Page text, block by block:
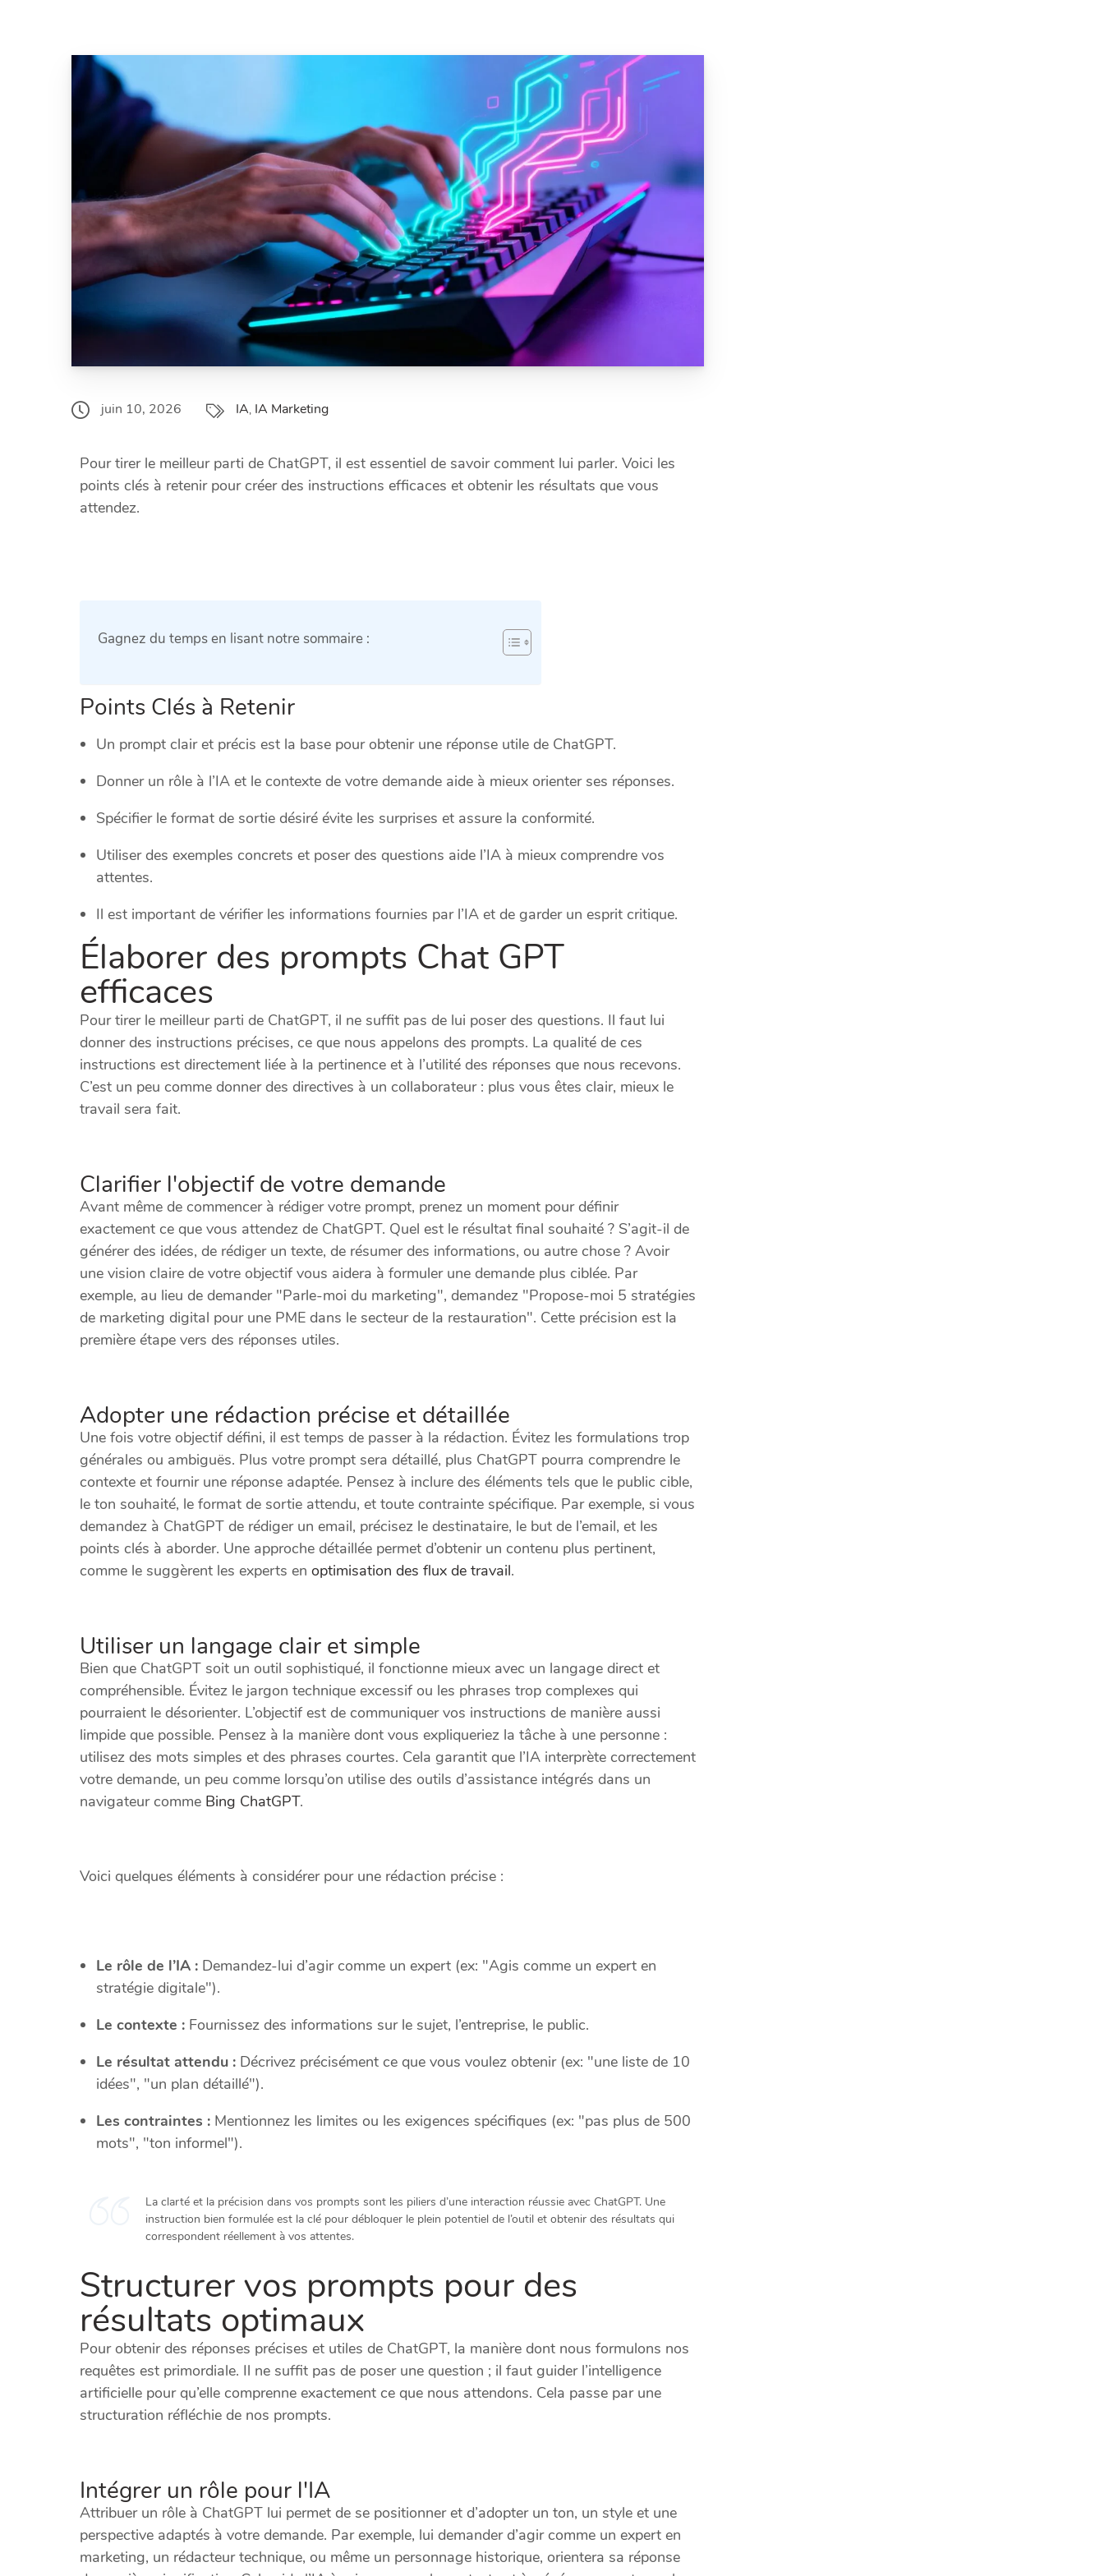
juin 10, 2026 IA, IA Marketing
Pour tirer le meilleur parti de ChatGPT, il est essentiel de savoir comment lui parler. Voici les
points clés à retenir pour créer des instructions efficaces et obtenir les résultats que vous
attendez.
Gagnez du temps en lisant notre sommaire :
Points Clés à Retenir
Un prompt clair et précis est la base pour obtenir une réponse utile de ChatGPT.
Donner un rôle à l’IA et le contexte de votre demande aide à mieux orienter ses réponses.
Spécifier le format de sortie désiré évite les surprises et assure la conformité.
Utiliser des exemples concrets et poser des questions aide l’IA à mieux comprendre vos
attentes.
Il est important de vérifier les informations fournies par l’IA et de garder un esprit critique.
Élaborer des prompts Chat GPT
efficaces
Pour tirer le meilleur parti de ChatGPT, il ne suffit pas de lui poser des questions. Il faut lui
donner des instructions précises, ce que nous appelons des prompts. La qualité de ces
instructions est directement liée à la pertinence et à l’utilité des réponses que nous recevons.
C’est un peu comme donner des directives à un collaborateur : plus vous êtes clair, mieux le
travail sera fait.
Clarifier l'objectif de votre demande
Avant même de commencer à rédiger votre prompt, prenez un moment pour définir
exactement ce que vous attendez de ChatGPT. Quel est le résultat final souhaité ? S’agit-il de
générer des idées, de rédiger un texte, de résumer des informations, ou autre chose ? Avoir
une vision claire de votre objectif vous aidera à formuler une demande plus ciblée. Par
exemple, au lieu de demander "Parle-moi du marketing", demandez "Propose-moi 5 stratégies
de marketing digital pour une PME dans le secteur de la restauration". Cette précision est la
première étape vers des réponses utiles.
Adopter une rédaction précise et détaillée
Une fois votre objectif défini, il est temps de passer à la rédaction. Évitez les formulations trop
générales ou ambiguës. Plus votre prompt sera détaillé, plus ChatGPT pourra comprendre le
contexte et fournir une réponse adaptée. Pensez à inclure des éléments tels que le public cible,
le ton souhaité, le format de sortie attendu, et toute contrainte spécifique. Par exemple, si vous
demandez à ChatGPT de rédiger un email, précisez le destinataire, le but de l’email, et les
points clés à aborder. Une approche détaillée permet d’obtenir un contenu plus pertinent,
comme le suggèrent les experts en optimisation des flux de travail.
Utiliser un langage clair et simple
Bien que ChatGPT soit un outil sophistiqué, il fonctionne mieux avec un langage direct et
compréhensible. Évitez le jargon technique excessif ou les phrases trop complexes qui
pourraient le désorienter. L’objectif est de communiquer vos instructions de manière aussi
limpide que possible. Pensez à la manière dont vous expliqueriez la tâche à une personne :
utilisez des mots simples et des phrases courtes. Cela garantit que l’IA interprète correctement
votre demande, un peu comme lorsqu’on utilise des outils d’assistance intégrés dans un
navigateur comme Bing ChatGPT.
Voici quelques éléments à considérer pour une rédaction précise :
Le rôle de l’IA : Demandez-lui d’agir comme un expert (ex: "Agis comme un expert en
stratégie digitale").
Le contexte : Fournissez des informations sur le sujet, l’entreprise, le public.
Le résultat attendu : Décrivez précisément ce que vous voulez obtenir (ex: "une liste de 10
idées", "un plan détaillé").
Les contraintes : Mentionnez les limites ou les exigences spécifiques (ex: "pas plus de 500
mots", "ton informel").
La clarté et la précision dans vos prompts sont les piliers d’une interaction réussie avec ChatGPT. Une
instruction bien formulée est la clé pour débloquer le plein potentiel de l’outil et obtenir des résultats qui
correspondent réellement à vos attentes.
Structurer vos prompts pour des
résultats optimaux
Pour obtenir des réponses précises et utiles de ChatGPT, la manière dont nous formulons nos
requêtes est primordiale. Il ne suffit pas de poser une question ; il faut guider l’intelligence
artificielle pour qu’elle comprenne exactement ce que nous attendons. Cela passe par une
structuration réfléchie de nos prompts.
Intégrer un rôle pour l'IA
Attribuer un rôle à ChatGPT lui permet de se positionner et d’adopter un ton, un style et une
perspective adaptés à votre demande. Par exemple, lui demander d’agir comme un expert en
marketing, un rédacteur technique, ou même un personnage historique, orientera sa réponse